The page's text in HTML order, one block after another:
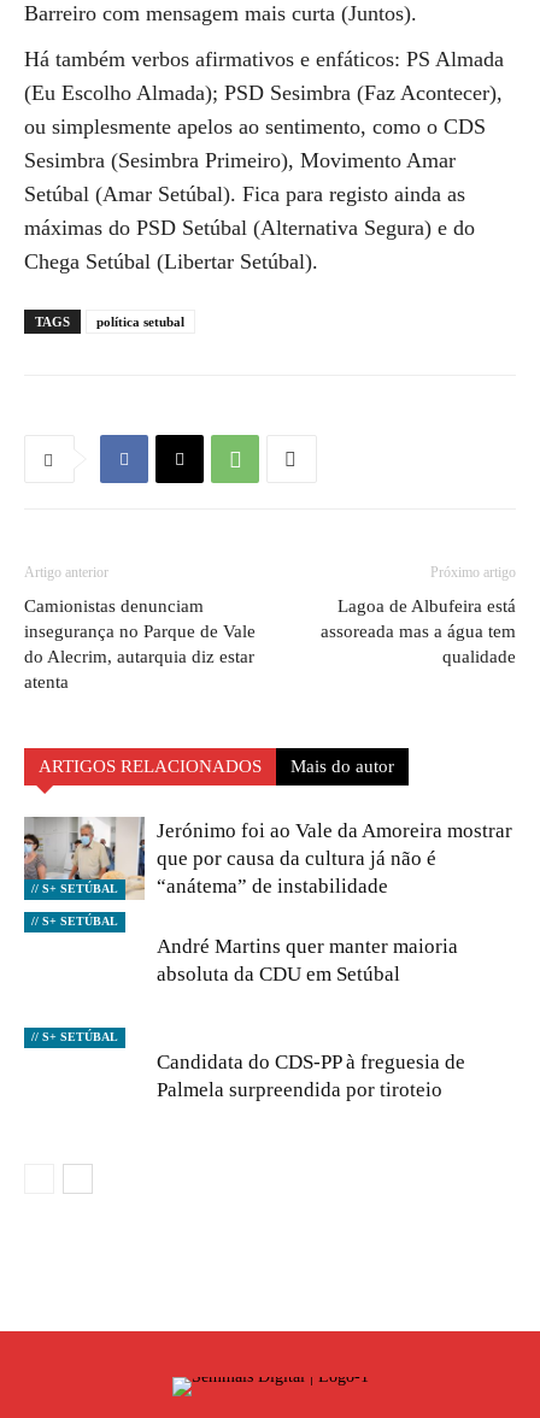
Barreiro com mensagem mais curta (Juntos).
Há também verbos afirmativos e enfáticos: PS Almada
(Eu Escolho Almada); PSD Sesimbra (Faz Acontecer),
ou simplesmente apelos ao sentimento, como o CDS
Sesimbra (Sesimbra Primeiro), Movimento Amar
Setúbal (Amar Setúbal). Fica para registo ainda as
máximas do PSD Setúbal (Alternativa Segura) e do
Chega Setúbal (Libertar Setúbal).
TAGS política setubal
Artigo anterior
Camionistas denunciam
insegurança no Parque de Vale
do Alecrim, autarquia diz estar
atenta
Próximo artigo
Lagoa de Albufeira está
assoreada mas a água tem
qualidade
ARTIGOS RELACIONADOS Mais do autor
// S+ SETÚBAL
Jerónimo foi ao Vale da Amoreira mostrar
que por causa da cultura já não é
“anátema” de instabilidade
// S+ SETÚBAL
André Martins quer manter maioria
absoluta da CDU em Setúbal
// S+ SETÚBAL
Candidata do CDS-PP à freguesia de
Palmela surpreendida por tiroteio